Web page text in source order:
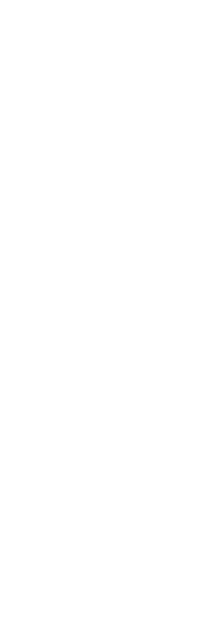
para ver